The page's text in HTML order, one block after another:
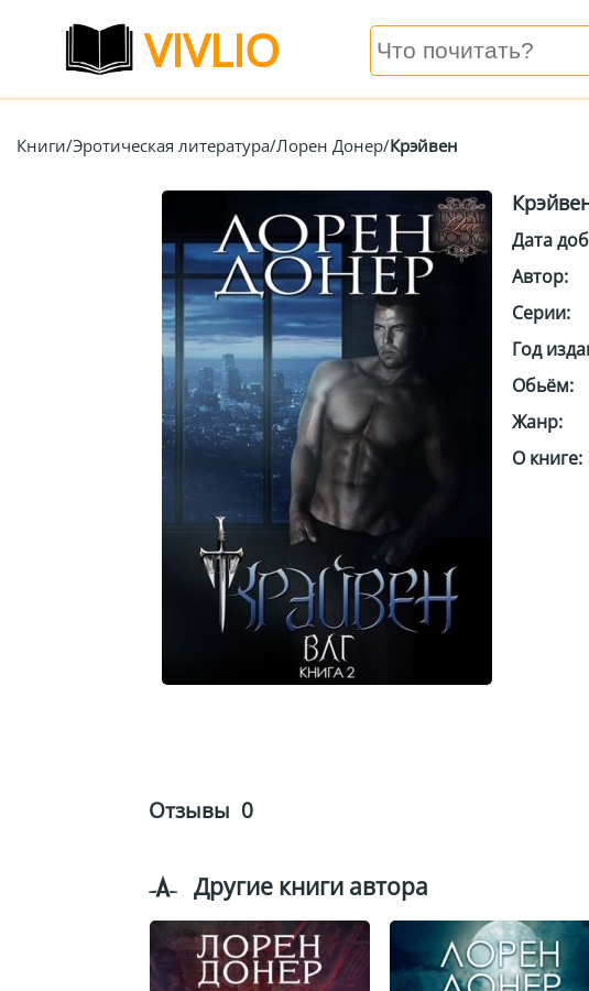
VIVLIO
Книги/Эротическая литература/Лорен Донер/Крэйвен
Дата
Автор:
Серии:
Год
Обьём:
Жанр:
О книге:
Отзывы 0
Другие книги автора